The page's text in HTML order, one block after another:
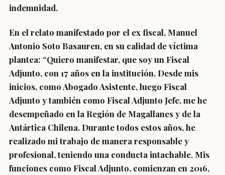
indemnidad.
En el relato manifestado por el ex fiscal, Manuel
Antonio Soto Basauren, en su calidad de víctima
plantea: “Quiero manifestar, que soy un Fiscal
Adjunto, con 17 años en la institución. Desde mis
inicios, como Abogado Asistente, luego Fiscal
Adjunto y también como Fiscal Adjunto Jefe, me he
desempeñado en la Región de Magallanes y de la
Antártica Chilena. Durante todos estos años, he
realizado mi trabajo de manera responsable y
profesional, teniendo una conducta intachable. Mis
funciones como Fiscal Adjunto, comienzan en 2016,